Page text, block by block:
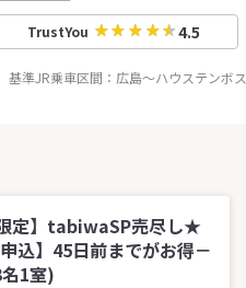
TrustYou 4.5
基準JR乗車区間： 広島～ハウステンボス
定】tabiwaSP売尽し★
込】45日前までがお得－
1室)